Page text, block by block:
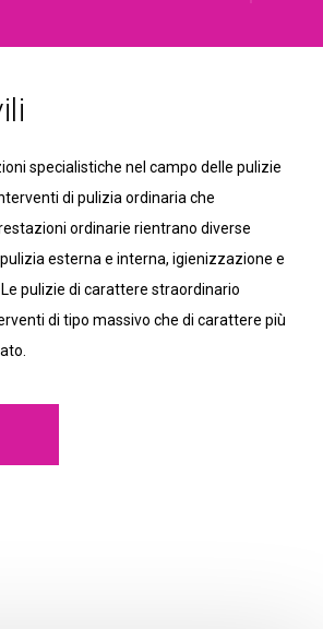
arredi
specialistiche nel campo delle pulizie
di pulizia ordinaria che
ordinarie rientrano diverse
esterna e interna, igienizzazione e
pulizie di carattere straordinario
di tipo massivo che di carattere più